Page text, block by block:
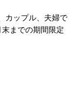
カップル、夫婦で
末までの期間限定